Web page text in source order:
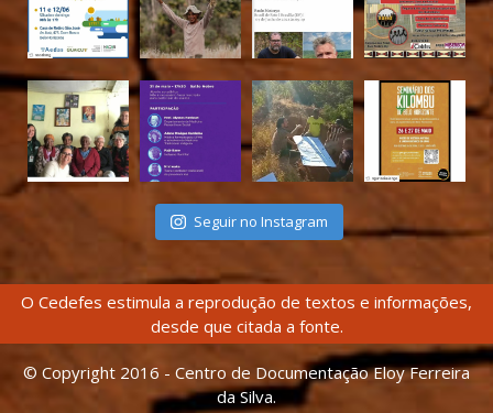
Seguir no Instagram
O Cedefes estimula a reprodução de textos e informações,
desde que citada a fonte.
© Copyright 2016 - Centro de Documentação Eloy Ferreira
da Silva.